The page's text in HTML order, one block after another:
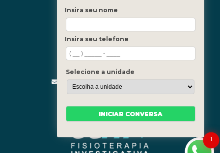
Fale Conosco
(21) 3619-5657
(21) 99390-3850
contato@fisioterapiainvestigativa.com
Segunda a sexta, das 7h às 21h
Barra - Rio de Janeiro
1
Insira seu nome
Insira seu telefone
Selecione a unidade
INICIAR CONVERSA